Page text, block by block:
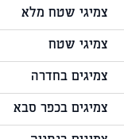
צמיגי שטח מלא
צמיגי שטח
צמיגים בחדרה
צמיגים בכפר סבא